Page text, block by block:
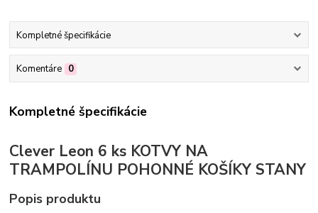
Kompletné špecifikácie
Komentáre 0
Kompletné špecifikácie
Clever Leon 6 ks KOTVY NA
TRAMPOLÍNU POHONNÉ KOŠÍKY STANY
Popis produktu